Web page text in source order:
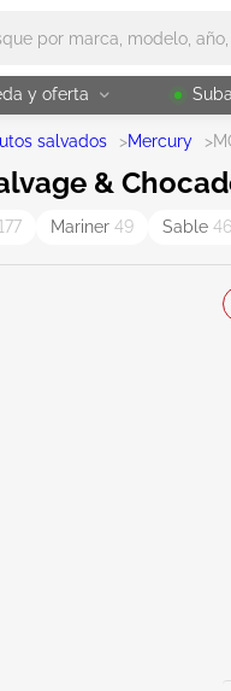
y oferta
salvados >Mercury >
&
177 Mariner 49 Sable 46